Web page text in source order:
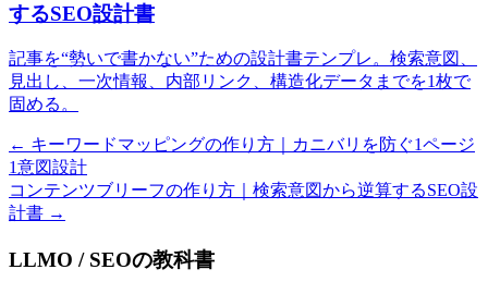
するSEO設計書
記事を“勢いで書かない”ための設計書テンプレ。検索意図、
見出し、一次情報、内部リンク、構造化データまでを1枚で
固める。
← キーワードマッピングの作り方｜カニバリを防ぐ1ページ
1意図設計
コンテンツブリーフの作り方｜検索意図から逆算するSEO設
計書 →
LLMO / SEOの教科書